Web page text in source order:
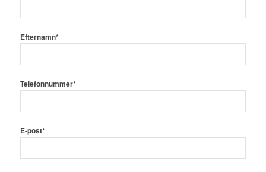
Efternamn*
Telefonnummer*
E-post*